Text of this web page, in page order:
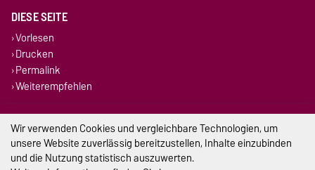
DIESE SEITE
Vorlesen
Drucken
Permalink
Weiterempfehlen
Impressum
Datenschutz
Wir verwenden Cookies und vergleichbare Technologien, um
unsere Website zuverlässig bereitzustellen, Inhalte einzubinden
und die Nutzung statistisch auszuwerten.